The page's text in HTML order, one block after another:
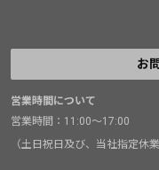
お
営業時間について
営業時間：11:00～17:00
（土日祝日及び、当社指定休